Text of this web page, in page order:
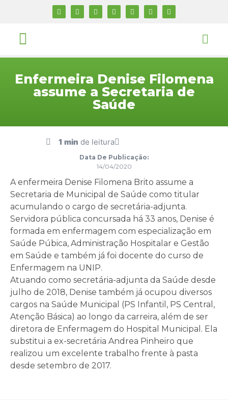
Enfermeira Denise Filomena
assume a Secretaria de
Saúde
1 min de leitura
Data De Publicação:
14/04/2020
A enfermeira Denise Filomena Brito assume a
Secretaria de Municipal de Saúde como titular
acumulando o cargo de secretária-adjunta.
Servidora pública concursada há 33 anos, Denise é
formada em enfermagem com especialização em
Saúde Púbica, Administração Hospitalar e Gestão
em Saúde e também já foi docente do curso de
Enfermagem na UNIP.
Atuando como secretária-adjunta da Saúde desde
julho de 2018, Denise também já ocupou diversos
cargos na Saúde Municipal (PS Infantil, PS Central,
Atenção Básica) ao longo da carreira, além de ser
diretora de Enfermagem do Hospital Municipal. Ela
substitui a ex-secretária Andrea Pinheiro que
realizou um excelente trabalho frente à pasta
desde setembro de 2017.